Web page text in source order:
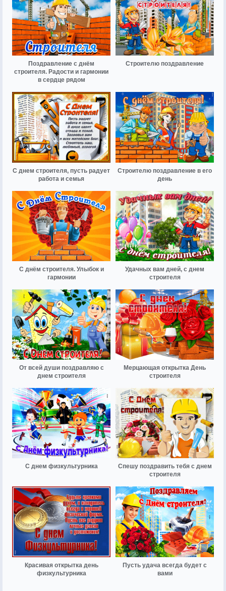
Поздравление с днём
строителя. Радости и гармонии
в сердце рядом
Строителю поздравление
С днем строителя, пусть радует
работа и семья
Строителю поздравление в его
день
С днём строителя. Улыбок и
гармонии
Удачных вам дней, с днем
строителя
От всей души поздравляю с
днем строителя
Мерцающая открытка День
строителя
С днем физкультурника
Спешу поздравить тебя с днем
строителя
Красивая открытка день
физкультурника
Пусть удача всегда будет с
вами